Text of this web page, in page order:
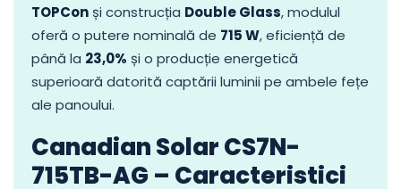
TOPCon și construcția Double Glass, modulul
oferă o putere nominală de 715 W, eficiență de
până la 23,0% și o producție energetică
superioară datorită captării luminii pe ambele fețe
ale panoului.
Canadian Solar CS7N-
715TB-AG – Caracteristici